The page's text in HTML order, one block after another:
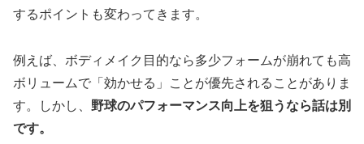
するポイントも変わってきます。
例えば、ボディメイク目的なら多少フォームが崩れても高
ボリュームで「効かせる」ことが優先されることがありま
す。しかし、 野球のパフォーマンス向上を狙うなら話は別
です。